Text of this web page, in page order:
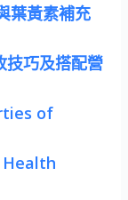
葉黃素補充
巧及搭配營
of
Health